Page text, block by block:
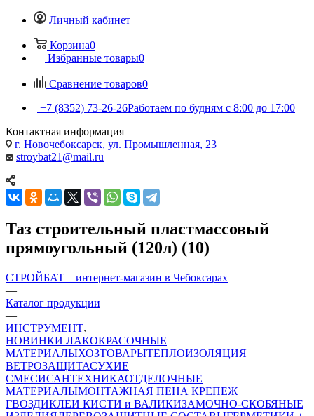
Личный кабинет
Корзина0
Избранные товары0
Сравнение товаров0
+7 (8352) 73-26-26Работаем по будням с 8:00 до 17:00
Контактная информация
г. Новочебоксарск, ул. Промышленная, 23
stroybat21@mail.ru
Таз строительный пластмассовый
прямоугольный (120л) (10)
СТРОЙБАТ – интернет-магазин в Чебоксарах
—
Каталог продукции
—
ИНСТРУМЕНТ
НОВИНКИ ЛАКОКРАСОЧНЫЕ
МАТЕРИАЛЫХОЗТОВАРЫТЕПЛОИЗОЛЯЦИЯ
ВЕТРОЗАЩИТАСУХИЕ
СМЕСИСАНТЕХНИКАОТДЕЛОЧНЫЕ
МАТЕРИАЛЫМОНТАЖНАЯ ПЕНА КРЕПЕЖ
ГВОЗДИКЛЕИ КИСТИ и ВАЛИКИЗАМОЧНО-СКОБЯНЫЕ